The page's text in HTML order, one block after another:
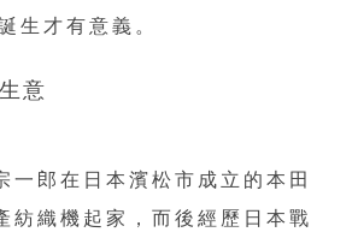
生才有意義。
意
一郎在日本濱松市成立的本田
紡織機起家，而後經歷日本戰